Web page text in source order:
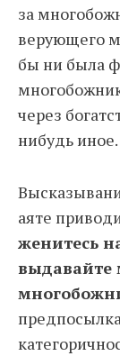
за
верующего
бы ни была
через
нибудь иное.
аяте
женитесь
выдавайте